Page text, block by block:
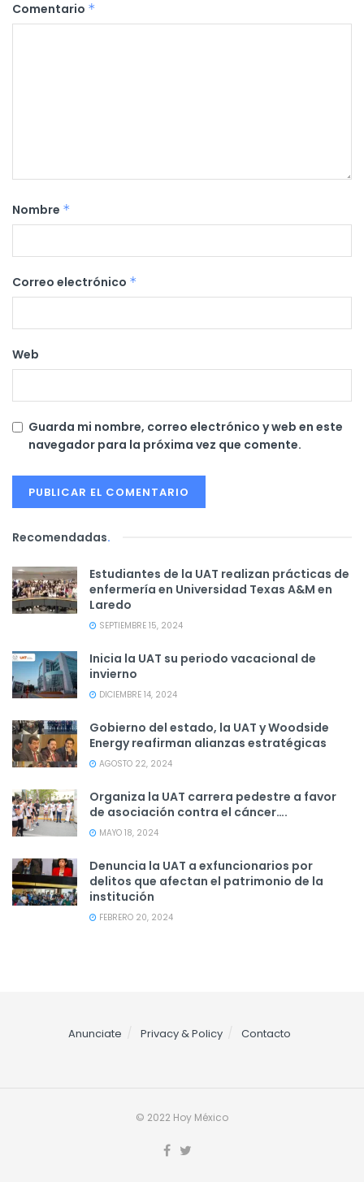
Comentario *
Nombre *
Correo electrónico *
Web
Guarda mi nombre, correo electrónico y web en este
navegador para la próxima vez que comente.
Recomendadas.
Estudiantes de la UAT realizan prácticas de
enfermería en Universidad Texas A&M en
Laredo
SEPTIEMBRE 15, 2024
Inicia la UAT su periodo vacacional de
invierno
DICIEMBRE 14, 2024
Gobierno del estado, la UAT y Woodside
Energy reafirman alianzas estratégicas
AGOSTO 22, 2024
Organiza la UAT carrera pedestre a favor
de asociación contra el cáncer….
MAYO 18, 2024
Denuncia la UAT a exfuncionarios por
delitos que afectan el patrimonio de la
institución
FEBRERO 20, 2024
Anunciate Privacy & Policy Contacto
© 2022 Hoy México